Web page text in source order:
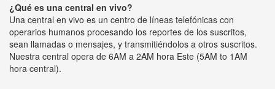
¿Qué es una central en vivo?
Una central en vivo es un centro de líneas telefónicas con
operarios humanos procesando los reportes de los suscritos,
sean llamadas o mensajes, y transmitiéndolos a otros suscritos.
Nuestra central opera de 6AM a 2AM hora Este (5AM to 1AM
hora central).